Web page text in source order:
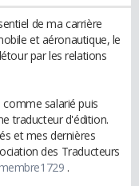
de ma carrière
et aéronautique, le
par les relations
salarié puis
traducteur d'édition.
et mes dernières
des Traducteurs
.